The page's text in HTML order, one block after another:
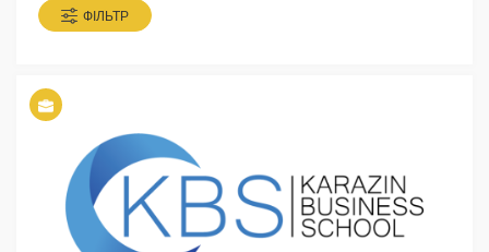
ФІЛЬТР